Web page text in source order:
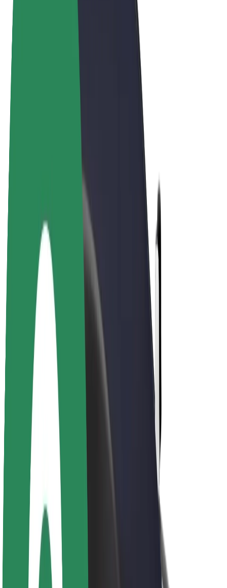
Sjåførinntekter
Leveringsbud
Inntekter for leveringsbud
Bolt Food-partnere
Flåter
Franchiser
Bedrift
Karrierer
Om Bolt
Bærekraft hos Bolt
Prosjekt Zero
Blogg
Nyhetsrom
Retningslinjer for varemerke
Oppdrag
Investorrelasjoner
Ledelse
Merkevare
Media
Urban Fund
Sikkerhet